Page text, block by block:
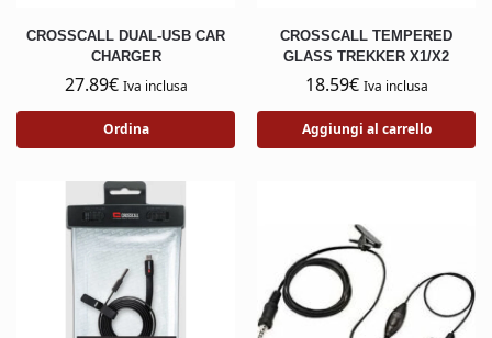
CROSSCALL DUAL-USB CAR
CHARGER
27.89€ Iva inclusa
Ordina
CROSSCALL TEMPERED
GLASS TREKKER X1/X2
18.59€ Iva inclusa
Aggiungi al carrello